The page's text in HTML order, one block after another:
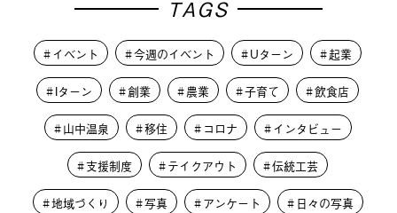
TAGS
イベント 今週のイベント Uターン 起業
Iターン 創業 農業 子育て 飲食店
山中温泉 移住 コロナ インタビュー
支援制度 テイクアウト 伝統工芸
地域づくり 写真 アンケート 日々の写真